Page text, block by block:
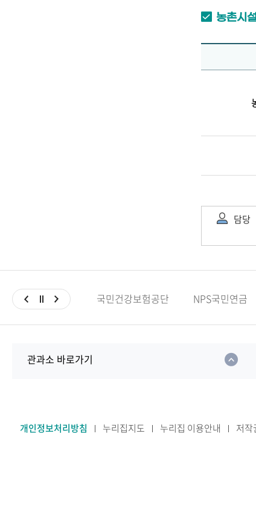
농촌시
담당
국민건강보험공단 NPS국민연금
관과소 바로가기
개인정보처리방침 누리집지도 누리집 이용안내 저작